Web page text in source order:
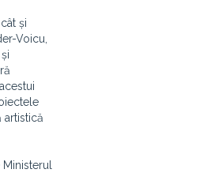
și
Voicu,